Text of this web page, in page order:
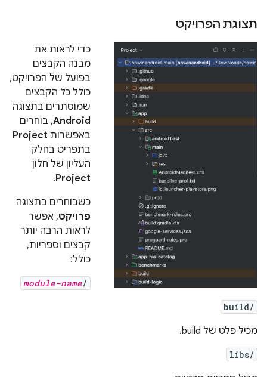
תצוגת הפרויקט
כדי לראות את
מבנה הקבצים
בפועל של הפרויקט,
כולל כל הקבצים
שמוסתרים בתצוגה
Android, בוחרים
באפשרות Project
בתפריט בחלק
העליון של חלון
Project
.
כשבוחרים בתצוגה
פרויקט, אפשר
לראות הרבה יותר
קבצים וספריות,
כולל:
module-name/
build/
מכיל פלט של build.
libs/